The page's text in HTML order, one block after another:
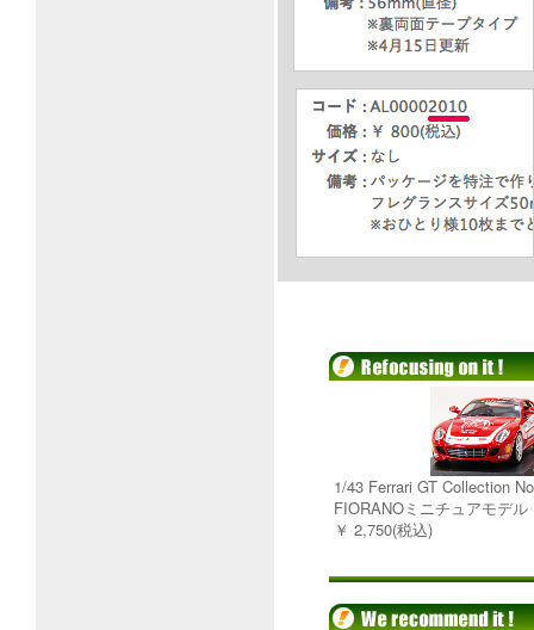
1/43 Ferrari GT Collection
FIORANOミニチュアモデル
￥ 2,750(税込)